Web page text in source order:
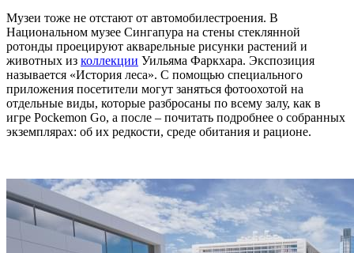
Музеи тоже не отстают от автомобилестроения. В
Национальном музее Сингапура на стены стеклянной
ротонды проецируют акварельные рисунки растений и
животных из коллекции Уильяма Фаркхара. Экспозиция
называется «История леса». С помощью специального
приложения посетители могут заняться фотоохотой на
отдельные виды, которые разбросаны по всему залу, как в
игре Pockemon Go, а после – почитать подробнее о собранных
экземплярах: об их редкости, среде обитания и рационе.